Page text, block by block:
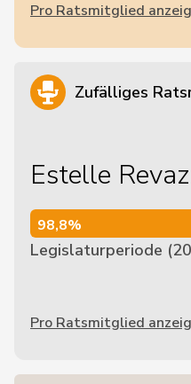
Pro Ratsmitglied
Zufälliges
Estelle
98,8%
98,8%
Legislaturperiode
Pro Ratsmitglied